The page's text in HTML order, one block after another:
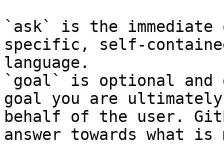
`ask` is the
specific, self-
language.
`goal` is optional and
goal you are
behalf of the user.
answer towards what